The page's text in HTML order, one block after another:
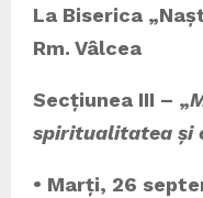
La Biserica
Rm. Vâlcea
Secțiunea III – „
spiritualitatea și
• Marți, 26